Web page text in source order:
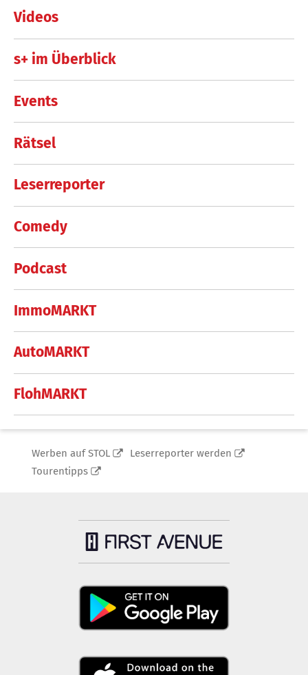
Videos
s+ im Überblick
Events
Rätsel
Leserreporter
Comedy
Podcast
ImmoMARKT
AutoMARKT
FlohMARKT
Werben auf STOL
Leserreporter werden
Tourentipps